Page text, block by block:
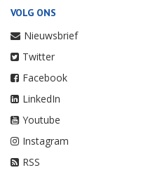
VOLG ONS
Nieuwsbrief
Twitter
Facebook
LinkedIn
Youtube
Instagram
RSS